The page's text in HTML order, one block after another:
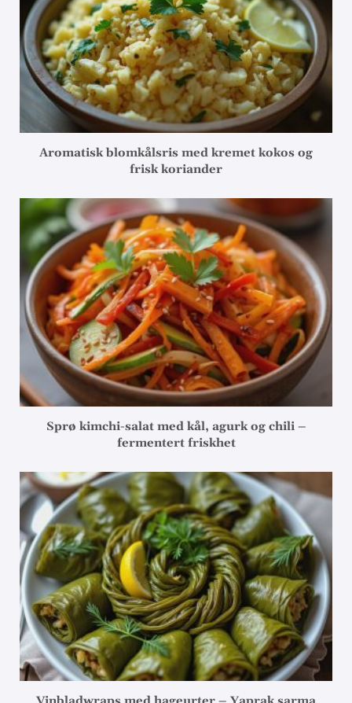
Aromatisk blomkålsris med kremet kokos og
frisk koriander
Sprø kimchi-salat med kål, agurk og chili –
fermentert friskhet